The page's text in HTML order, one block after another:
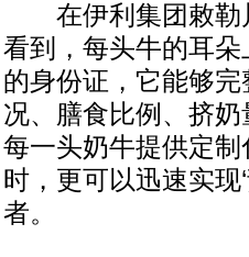
在伊利集团敕勒
看到，每头牛的耳
的身份证，它能够
况、膳食比例、挤
每一头奶牛提供定
时，更可以迅速实现
者。